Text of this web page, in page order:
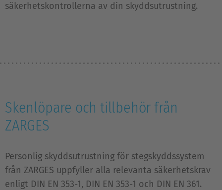
säkerhetskontrollerna av din skyddsutrustning.
Skenlöpare och tillbehör från
ZARGES
Personlig skyddsutrustning för stegskyddssystem
från ZARGES uppfyller alla relevanta säkerhetskrav
enligt DIN EN 353-1, DIN EN 353-1 och DIN EN 361.